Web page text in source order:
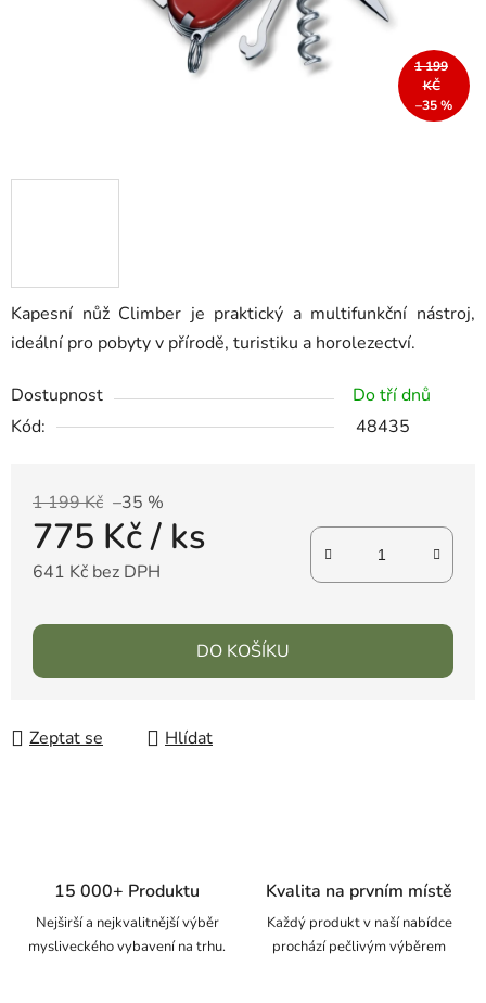
Kapesní nůž Climber je praktický a multifunkční nástroj,
ideální pro pobyty v přírodě, turistiku a horolezectví.
Dostupnost
Do tří dnů
Kód:
48435
1 199 Kč –35 %
775 Kč/ ks
641 Kč bez DPH
DO KOŠÍKU
Zeptat se Hlídat
1 199
KČ
–35 %
15 000+ Produktu
Nejširší a nejkvalitnější výběr
mysliveckého vybavení na trhu.
Kvalita na prvním místě
Každý produkt v naší nabídce
prochází pečlivým výběrem